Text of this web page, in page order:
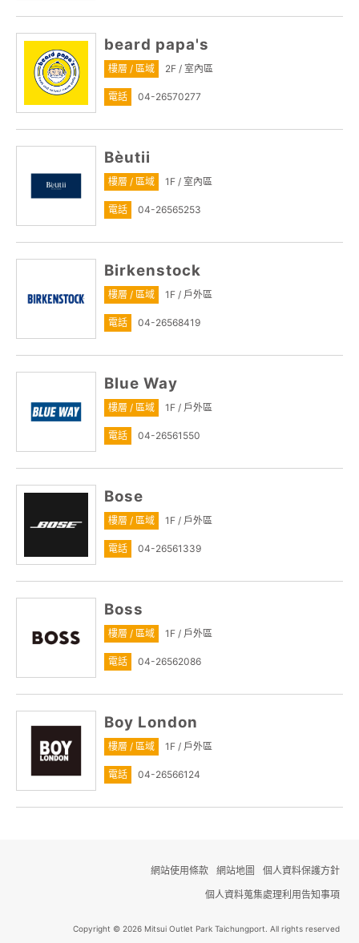
beard papa's
樓層 / 區域 2F / 室內區
電話 04-26570277
Bèutii
樓層 / 區域 1F / 室內區
電話 04-26565253
Birkenstock
樓層 / 區域 1F / 戶外區
電話 04-26568419
Blue Way
樓層 / 區域 1F / 戶外區
電話 04-26561550
Bose
樓層 / 區域 1F / 戶外區
電話 04-26561339
Boss
樓層 / 區域 1F / 戶外區
電話 04-26562086
Boy London
樓層 / 區域 1F / 戶外區
電話 04-26566124
網站使用條款 網站地圖
個人資料保護方針
個人資料蒐集處理利用告知事項
Copyright © 2026 Mitsui Outlet Park Taichungport. All rights reserved